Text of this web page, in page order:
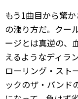
もう1曲目から驚
の漲り方だ。クー
ージとは真逆の、
えるようなディラ
ローリング・スト
ックのザ・バンド